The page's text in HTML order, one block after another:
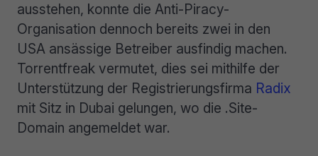
ausstehen, konnte die Anti-Piracy-
Organisation dennoch bereits zwei in den
USA ansässige Betreiber ausfindig machen.
Torrentfreak vermutet, dies sei mithilfe der
Unterstützung der Registrierungsfirma Radix
mit Sitz in Dubai gelungen, wo die .Site-
Domain angemeldet war.